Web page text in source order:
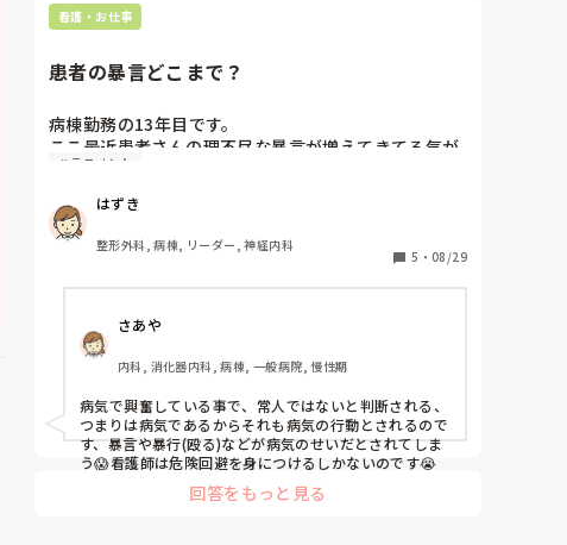
にしたように、やってくれ！が本音。ちなみに私はハ
ラスメントとかしてませんよ！？)
勢い？でウッカリ口がスベり「来週から別の病棟で働
みなさん病気で、おツラいでしょうに…嬉しいことを
言ってくださる
私なりには、患者さんのことを考えているつもりです
が…もう少し、寄り添ったりしたいですね。
クリニックで働いていた、開院初期に言ってもらえた
「病気のことを忘れられる」みたいな感じになれた
ら…
るバンドエイドくらいに…
と長々と愚痴っちゃいました。
看護・お仕事
患者の暴言どこまで？
病棟勤務の13年目です。
ここ最近患者さんの理不尽な暴言が増えてきてる気が
します。
だ言われた文言です。
『ナースコールしてから◯分（数分）かかっとるやな
いか！』（朝の配膳時で対応がすぐできなかった）と
か『これ（床に落ちている患者の物）ずっと落ちとる
で部屋は暗い状態）これらを10分くらい大声で怒鳴ら
れ対応し、終始『お前』呼ばわりされました。
こちらの不手際もあったため謝罪しましたが、理不尽
な要求・大声で怒鳴ったり等はハラスメントにあたり
ませんか？
上司にも話しましたが、看護師を守ってくれる発言・
対応は一切ありませんでした。
今世の中は航空会社等ハラスメント対応に敏感になっ
てきていると思います。企業と病院は違うとは思いま
ハラスメント
はずき
整形外科, 病棟, リーダー, 神経内科
5 ・ 08/29
さあや
内科, 消化器内科, 病棟, 一般病院, 慢性期
病気で興奮している事で、常人ではないと判断される、
つまりは病気であるからそれも病気の行動とされるので
す、暴言や暴行(殴る)などが病気のせいだとされてしま
う😱看護師は危険回避を身につけるしかないのです😭
回答をもっと見る